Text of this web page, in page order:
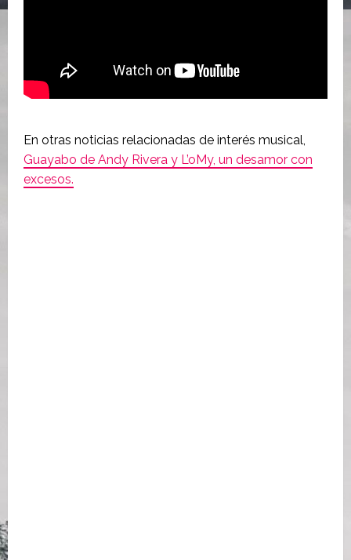
En otras noticias relacionadas de interés musical,
Guayabo de Andy Rivera y L’oMy, un desamor con
excesos.